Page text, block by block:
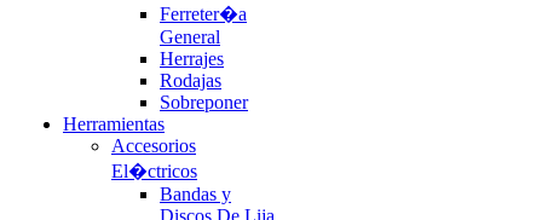
Ferreter�a
General
Herrajes
Rodajas
Sobreponer
Herramientas
Accesorios
El�ctricos
Bandas y
Discos De Lija